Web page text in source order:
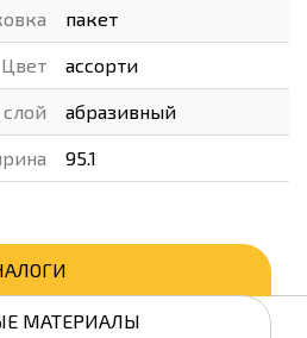
пакет
Цвет ассорти
абразивный
95.1
МАТЕРИАЛЫ